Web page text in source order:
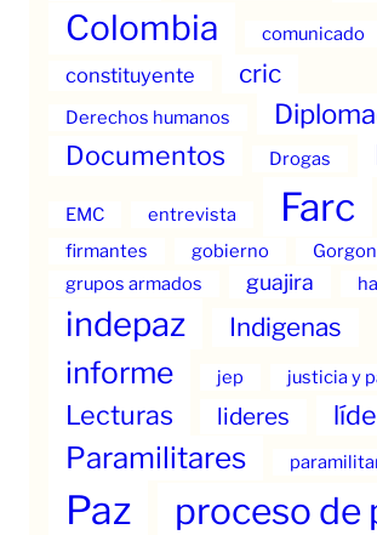
Colombia comunicado
constituyente cric
Derechos humanos
Documentos Drogas
EMC entrevista Farc
firmantes gobierno
grupos armados
guajira
indepaz Indigenas
informe jep justicia y
Lecturas lideres
Paramilitares
Paz proceso de